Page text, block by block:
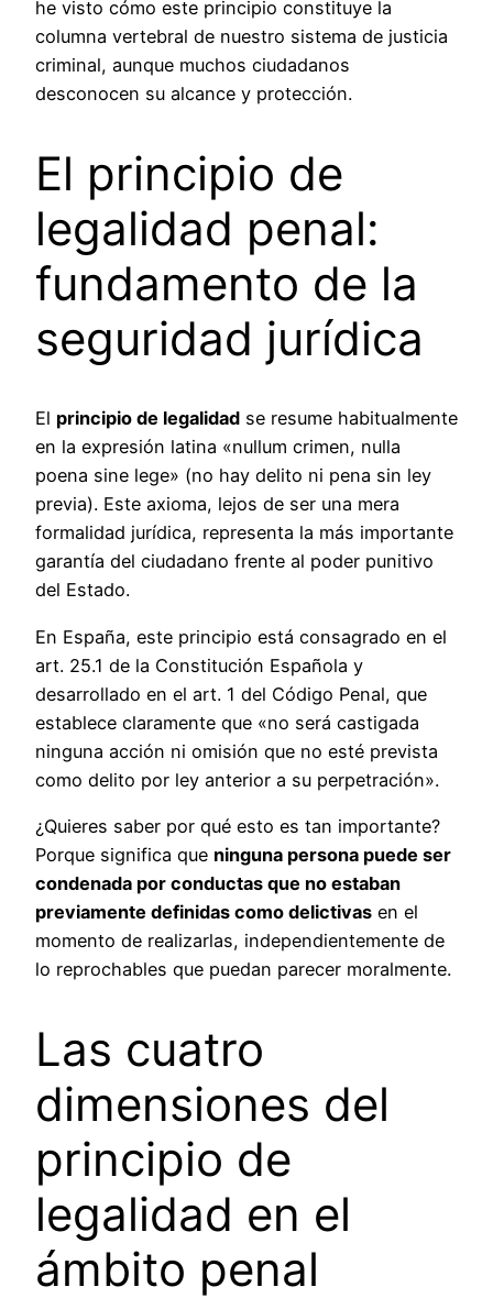
he visto cómo este principio constituye la
columna vertebral de nuestro sistema de justicia
criminal, aunque muchos ciudadanos
desconocen su alcance y protección.
El principio de
legalidad penal:
fundamento de la
seguridad jurídica
El principio de legalidad se resume habitualmente
en la expresión latina «nullum crimen, nulla
poena sine lege» (no hay delito ni pena sin ley
previa). Este axioma, lejos de ser una mera
formalidad jurídica, representa la más importante
garantía del ciudadano frente al poder punitivo
del Estado.
En España, este principio está consagrado en el
art. 25.1 de la Constitución Española y
desarrollado en el art. 1 del Código Penal, que
establece claramente que «no será castigada
ninguna acción ni omisión que no esté prevista
como delito por ley anterior a su perpetración».
¿Quieres saber por qué esto es tan importante?
Porque significa que ninguna persona puede ser
condenada por conductas que no estaban
previamente definidas como delictivas en el
momento de realizarlas, independientemente de
lo reprochables que puedan parecer moralmente.
Las cuatro
dimensiones del
principio de
legalidad en el
ámbito penal